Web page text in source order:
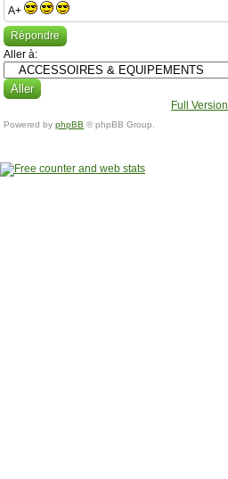
A+
Répondre
Aller à:
Full Version
Powered by phpBB © phpBB Group.